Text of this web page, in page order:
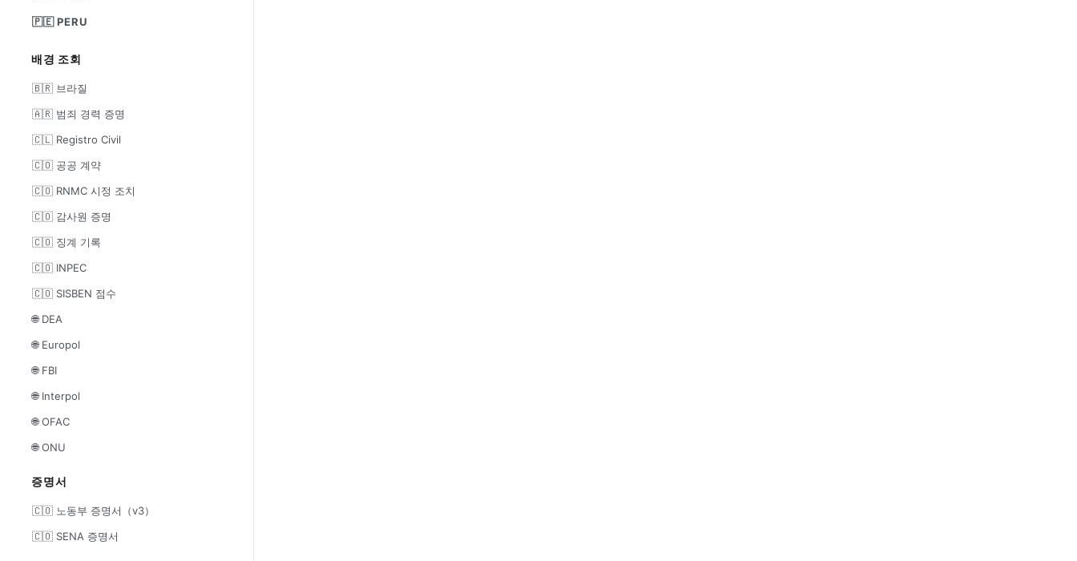
🇵🇪 PERU
배경 조회
🇧🇷 브라질
🇦🇷 범죄 경력 증명
🇨🇱 Registro Civil
🇨🇴 공공 계약
🇨🇴 RNMC 시정 조치
🇨🇴 감사원 증명
🇨🇴 징계 기록
🇨🇴 INPEC
🇨🇴 SISBEN 점수
🌐 DEA
🌐 Europol
🌐 FBI
🌐 Interpol
🌐 OFAC
🌐 ONU
증명서
🇨🇴 노동부 증명서（v3）
🇨🇴 SENA 증명서